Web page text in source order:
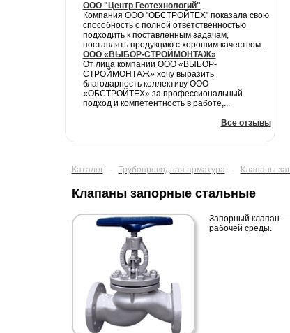
ООО "Центр Геотехнологий"
Компания ООО "ОБСТРОЙТЕХ" показала свою
способность с полной ответственностью
подходить к поставленным задачам,
поставлять продукцию с хорошим качеством...
ООО «ВЫБОР-СТРОЙМОНТАЖ»
От лица компании ООО «ВЫБОР-
СТРОЙМОНТАЖ» хочу выразить
благодарность коллективу ООО
«ОБСТРОЙТЕХ» за профессиональный
подход и компетентность в работе,...
Все отзывы
Каталог - Трубопроводная арматура - Клапаны
Клапаны запорные стальные
Запорный клапан —
рабочей среды.